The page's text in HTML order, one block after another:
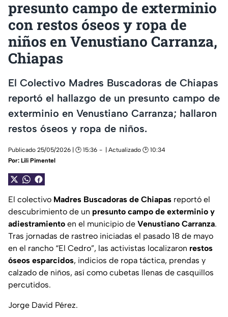
presunto campo de exterminio
con restos óseos y ropa de
niños en Venustiano Carranza,
Chiapas
El Colectivo Madres Buscadoras de Chiapas
reportó el hallazgo de un presunto campo de
exterminio en Venustiano Carranza; hallaron
restos óseos y ropa de niños.
Publicado 25/05/2026 | 🕑 15:36
| Actualizado 🕑 10:34
Por: Lili Pimentel
El colectivo Madres Buscadoras de Chiapas reportó el
descubrimiento de un presunto campo de exterminio y
adiestramiento en el municipio de Venustiano Carranza.
Tras jornadas de rastreo iniciadas el pasado 18 de mayo
en el rancho “El Cedro”, las activistas localizaron restos
óseos esparcidos, indicios de ropa táctica, prendas y
calzado de niños, así como cubetas llenas de casquillos
percutidos.
Jorge David Pérez.